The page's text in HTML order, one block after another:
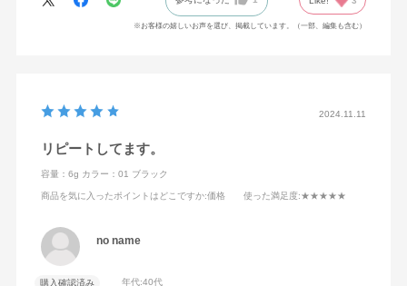
※お客様の嬉しいお声を選び、掲載しています。（一部、編集も含む）
2024.11.11
リピートしてます。
容量：6g カラー：01 ブラック
商品を気に入ったポイントはどこですか:価格 使った満足度:★★★★★
no name
購入確認済み 年代:40代